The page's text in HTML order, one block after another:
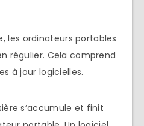
les ordinateurs portables
régulier. Cela comprend
à jour logicielles.
s’accumule et finit